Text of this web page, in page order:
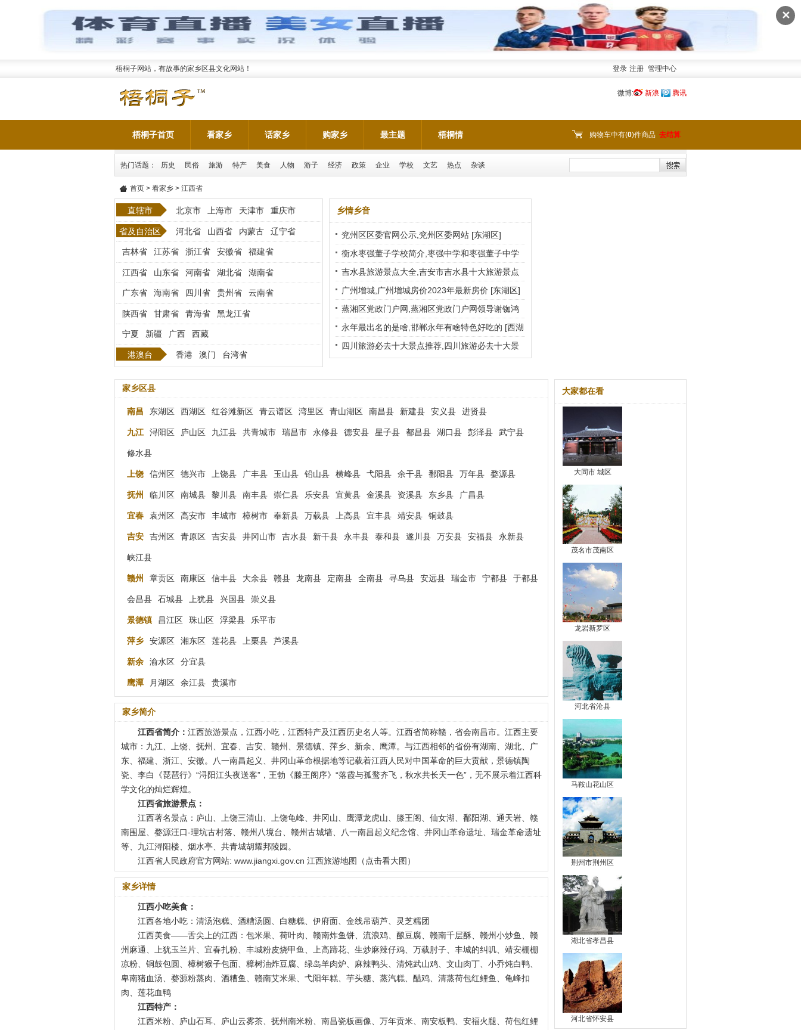
✕
梧桐子网站，有故事的家乡区县文化网站！ 登录 注册 管理中心
微博: 新浪 腾讯
梧桐子首页 看家乡 话家乡 购家乡 最主题 梧桐情 购物车中有(0)件商品 去结算
热门话题： 历史 民俗 旅游 特产 美食 人物 游子 经济 政策 企业 学校 文艺 热点 杂谈
首页 > 看家乡 > 江西省
直辖市 北京市 上海市 天津市 重庆市
省及自治区 河北省 山西省 内蒙古 辽宁省
吉林省 江苏省 浙江省 安徽省 福建省
江西省 山东省 河南省 湖北省 湖南省
广东省 海南省 四川省 贵州省 云南省
陕西省 甘肃省 青海省 黑龙江省
宁夏 新疆 广西 西藏
港澳台 香港 澳门 台湾省
乡情乡音
兖州区区委官网公示,兖州区委网站 [东湖区]
衡水枣强董子学校简介,枣强中学和枣强董子中学
是一个学校吗 [青山湖区]
吉水县旅游景点大全,吉安市吉水县十大旅游景点
[青山湖区]
广州增城,广州增城房价2023年最新房价 [东湖区]
蒸湘区党政门户网,蒸湘区党政门户网领导谢铷鸿
[西湖区]
永年最出名的是啥,邯郸永年有啥特色好吃的 [西湖
区]
四川旅游必去十大景点推荐,四川旅游必去十大景
家乡区县
南昌 东湖区 西湖区 红谷滩新区 青云谱区 湾里区 青山湖区 南昌县 新建县 安义县 进贤县
九江 浔阳区 庐山区 九江县 共青城市 瑞昌市 永修县 德安县 星子县 都昌县 湖口县 彭泽县 武宁县
修水县
上饶 信州区 德兴市 上饶县 广丰县 玉山县 铅山县 横峰县 弋阳县 余干县 鄱阳县 万年县 婺源县
抚州 临川区 南城县 黎川县 南丰县 崇仁县 乐安县 宜黄县 金溪县 资溪县 东乡县 广昌县
宜春 袁州区 高安市 丰城市 樟树市 奉新县 万载县 上高县 宜丰县 靖安县 铜鼓县
吉安 吉州区 青原区 吉安县 井冈山市 吉水县 新干县 永丰县 泰和县 遂川县 万安县 安福县 永新县
峡江县
赣州 章贡区 南康区 信丰县 大余县 赣县 龙南县 定南县 全南县 寻乌县 安远县 瑞金市 宁都县 于都县
会昌县 石城县 上犹县 兴国县 崇义县
景德镇 昌江区 珠山区 浮梁县 乐平市
萍乡 安源区 湘东区 莲花县 上栗县 芦溪县
新余 渝水区 分宜县
鹰潭 月湖区 余江县 贵溪市
家乡简介
江西省简介： 江西旅游景点，江西小吃，江西特产及江西历史名人等。江西省简称赣，省会南昌市。江西主要
城市：九江、上饶、抚州、宜春、吉安、赣州、景德镇、萍乡、新余、鹰潭。与江西相邻的省份有湖南、湖北、广
东、福建、浙江、安徽。八一南昌起义、井冈山革命根据地等记载着江西人民对中国革命的巨大贡献，景德镇陶
瓷、李白《琵琶行》“浔阳江头夜送客”，王勃《滕王阁序》“落霞与孤鹜齐飞，秋水共长天一色”，无不展示着江西科
学文化的灿烂辉煌。
江西省旅游景点：
江西著名景点：庐山、上饶三清山、上饶龟峰、井冈山、鹰潭龙虎山、滕王阁、仙女湖、鄱阳湖、通天岩、赣
南围屋、婺源汪口-理坑古村落、赣州八境台、赣州古城墙、八一南昌起义纪念馆、井冈山革命遗址、瑞金革命遗址
等、九江浔阳楼、烟水亭、共青城胡耀邦陵园。
江西省人民政府官方网站: www.jiangxi.gov.cn 江西旅游地图（点击看大图）
家乡详情
江西小吃美食：
江西各地小吃：清汤泡糕、酒糟汤圆、白糖糕、伊府面、金线吊葫芦、灵芝糯团
江西美食——舌尖上的江西：包米果、荷叶肉、赣南炸鱼饼、流浪鸡、酿豆腐、赣南千层酥、赣州小炒鱼、赣
州麻通、上犹玉兰片、宜春扎粉、丰城粉皮烧甲鱼、上高蹄花、生炒麻辣仔鸡、万载肘子、丰城的纠叽、靖安棚棚
凉粉、铜鼓包圆、樟树猴子包面、樟树油炸豆腐、绿岛羊肉炉、麻辣鸭头、清炖武山鸡、文山肉丁、小乔炖白鸭、
卑南猪血汤、婺源粉蒸肉、酒糟鱼、赣南艾米果、弋阳年糕、芋头糖、蒸汽糕、醋鸡、清蒸荷包红鲤鱼、龟峰扣
肉、莲花血鸭
江西特产：
江西米粉、庐山石耳、庐山云雾茶、抚州南米粉、南昌瓷板画像、万年贡米、南安板鸭、安福火腿、荷包红鲤
大家都在看
大同市 城区
茂名市茂南区
龙岩新罗区
河北省沧县
马鞍山花山区
荆州市荆州区
湖北省孝昌县
河北省怀安县